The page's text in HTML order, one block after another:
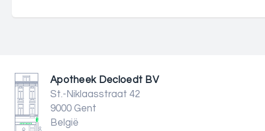
Apotheek Decloedt BV
St.-Niklaasstraat 42
9000 Gent
België